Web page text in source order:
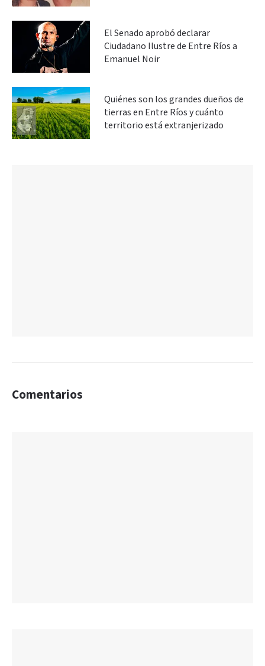
El Senado aprobó declarar
Ciudadano Ilustre de Entre Ríos a
Emanuel Noir
Quiénes son los grandes dueños de
tierras en Entre Ríos y cuánto
territorio está extranjerizado
Comentarios